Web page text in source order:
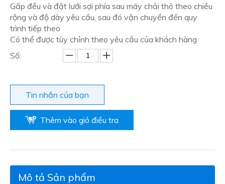
Gấp đều và đặt lưới sợi phía sau máy chải thô theo chiều
rộng và độ dày yêu cầu, sau đó vận chuyển đến quy
trình tiếp theo
Có thể được tùy chỉnh theo yêu cầu của khách hàng
Số:
Tin nhắn của bạn
Thêm vào giỏ điều tra
Mô tả Sản phẩm